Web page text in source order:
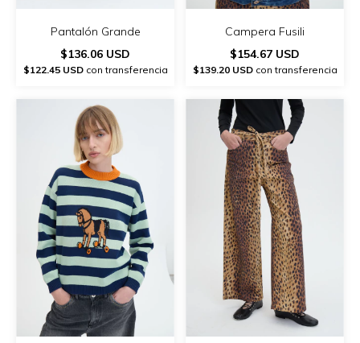
Pantalón Grande
$136.06 USD
$122.45 USDcon transferencia
Campera Fusili
$154.67 USD
$139.20 USDcon transferencia